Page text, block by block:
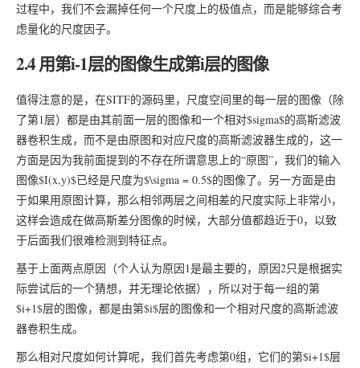
过程中，我们不会漏掉任何一个尺度上的极值点，而是能够综合考
虑量化的尺度因子。
2.4 用第i-1层的图像生成第i层的图像
值得注意的是，在SITF的源码里，尺度空间里的每一层的图像（除
了第1层）都是由其前面一层的图像和一个相对$sigma$的高斯滤波
器卷积生成，而不是由原图和对应尺度的高斯滤波器生成的，这一
方面是因为我前面提到的不存在所谓意思上的“原图”，我们的输入
图像$I(x,y)$已经是尺度为$\sigma = 0.5$的图像了。另一方面是由
于如果用原图计算，那么相邻两层之间相差的尺度实际上非常小，
这样会造成在做高斯差分图像的时候，大部分值都趋近于0，以致
于后面我们很难检测到特征点。
基于上面两点原因（个人认为原因1是最主要的，原因2只是根据实
际尝试后的一个猜想，并无理论依据），所以对于每一组的第
$i+1$层的图像，都是由第$i$层的图像和一个相对尺度的高斯滤波
器卷积生成。
那么相对尺度如何计算呢，我们首先考虑第0组，它们的第$i+1$层